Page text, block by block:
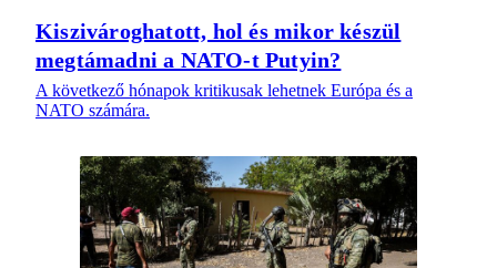
Kiszivároghatott, hol és mikor készül
megtámadni a NATO-t Putyin?
A következő hónapok kritikusak lehetnek Európa és a
NATO számára.